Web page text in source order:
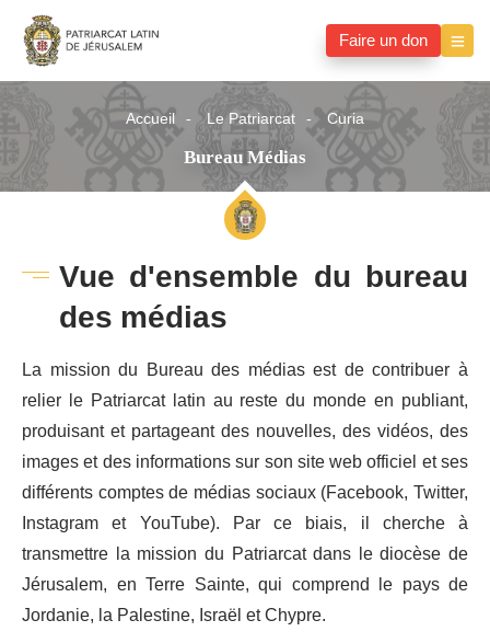
Faire un don
Accueil Le Patriarcat Curia
Bureau Médias
Vue d'ensemble du bureau
des médias
La mission du Bureau des médias est de contribuer à
relier le Patriarcat latin au reste du monde en publiant,
produisant et partageant des nouvelles, des vidéos, des
images et des informations sur son site web officiel et ses
différents comptes de médias sociaux (Facebook, Twitter,
Instagram et YouTube). Par ce biais, il cherche à
transmettre la mission du Patriarcat dans le diocèse de
Jérusalem, en Terre Sainte, qui comprend le pays de
Jordanie, la Palestine, Israël et Chypre.